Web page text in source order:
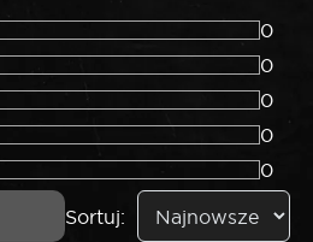
0
0
0
0
0
Sortuj: